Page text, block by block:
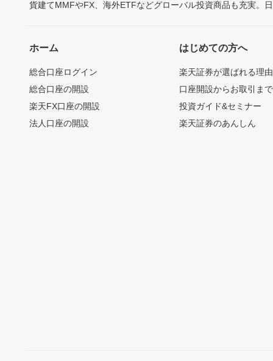
貨建てMMFやFX、海外ETFなどグローバル投資商品も充実。
ホーム
総合口座ログイン
総合口座の開設
楽天FX口座の開設
法人口座の開設
はじめての方へ
楽天証券が選ばれる理由
口座開設からお取引ま
投資ガイド&セミナー
楽天証券のあんしん